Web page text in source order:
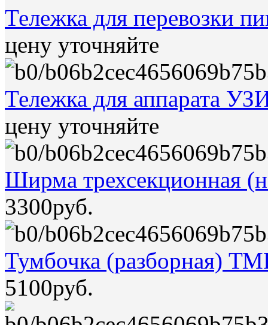
Тележка для перевозки
цену уточняйте
Тележка для аппарата
цену уточняйте
Ширма трехсекционная
3300руб.
Тумбочка (разборная)
5100руб.